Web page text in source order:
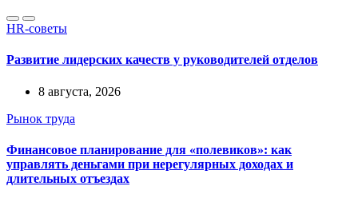
HR-советы
Развитие лидерских качеств у руководителей отделов
8 августа, 2026
Рынок труда
Финансовое планирование для «полевиков»: как
управлять деньгами при нерегулярных доходах и
длительных отъездах